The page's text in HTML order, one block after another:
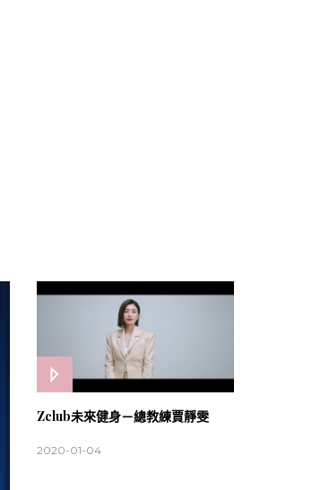
Zclub未來健身－總教練賈靜雯
2020-01-04